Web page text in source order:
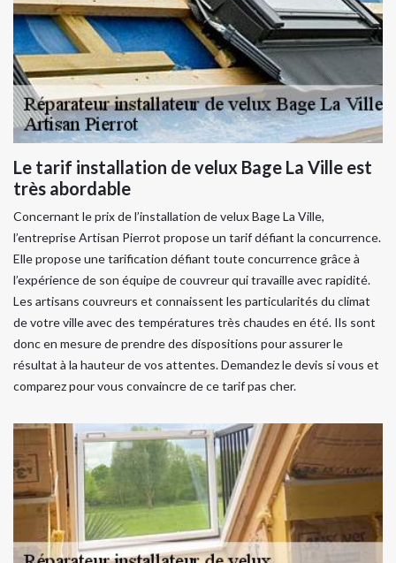
Le tarif installation de velux Bage La Ville est
très abordable
Concernant le prix de l’installation de velux Bage La Ville,
l’entreprise Artisan Pierrot propose un tarif défiant la concurrence.
Elle propose une tarification défiant toute concurrence grâce à
l’expérience de son équipe de couvreur qui travaille avec rapidité.
Les artisans couvreurs et connaissent les particularités du climat
de votre ville avec des températures très chaudes en été. Ils sont
donc en mesure de prendre des dispositions pour assurer le
résultat à la hauteur de vos attentes. Demandez le devis si vous et
comparez pour vous convaincre de ce tarif pas cher.